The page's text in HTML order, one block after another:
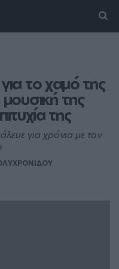
το χαμό της
της
της
για χρόνια με τον